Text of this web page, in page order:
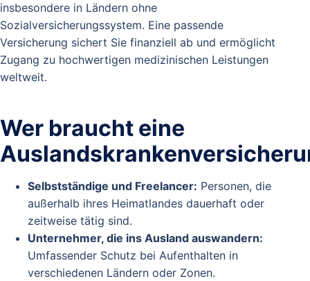
insbesondere in Ländern ohne
Sozialversicherungssystem. Eine passende
Versicherung sichert Sie finanziell ab und ermöglicht
Zugang zu hochwertigen medizinischen Leistungen
weltweit.
Wer braucht eine
Selbstständige und Freelancer: Personen, die
außerhalb ihres Heimatlandes dauerhaft oder
zeitweise tätig sind.
Unternehmer, die ins Ausland auswandern:
Umfassender Schutz bei Aufenthalten in
verschiedenen Ländern oder Zonen.